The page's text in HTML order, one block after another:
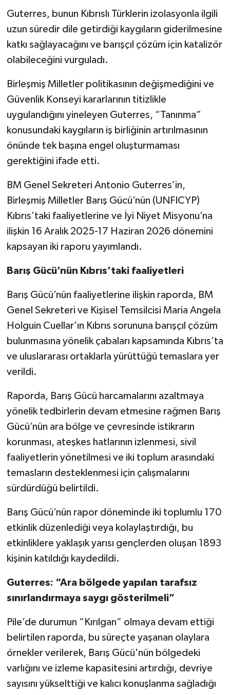
Guterres, bunun Kıbrıslı Türklerin izolasyonla ilgili
uzun süredir dile getirdiği kaygıların giderilmesine
katkı sağlayacağını ve barışçıl çözüm için katalizör
olabileceğini vurguladı.
Birleşmiş Milletler politikasının değişmediğini ve
Güvenlik Konseyi kararlarının titizlikle
uygulandığını yineleyen Guterres, “Tanınma”
konusundaki kaygıların iş birliğinin artırılmasının
önünde tek başına engel oluşturmaması
gerektiğini ifade etti.
BM Genel Sekreteri Antonio Guterres’in,
Birleşmiş Milletler Barış Gücü’nün (UNFICYP)
Kıbrıs’taki faaliyetlerine ve İyi Niyet Misyonu’na
ilişkin 16 Aralık 2025-17 Haziran 2026 dönemini
kapsayan iki raporu yayımlandı.
Barış Gücü’nün Kıbrıs’taki faaliyetleri
Barış Gücü’nün faaliyetlerine ilişkin raporda, BM
Genel Sekreteri ve Kişisel Temsilcisi Maria Angela
Holguin Cuellar’ın Kıbrıs sorununa barışçıl çözüm
bulunmasına yönelik çabaları kapsamında Kıbrıs’ta
ve uluslararası ortaklarla yürüttüğü temaslara yer
verildi.
Raporda, Barış Gücü harcamalarını azaltmaya
yönelik tedbirlerin devam etmesine rağmen Barış
Gücü’nün ara bölge ve çevresinde istikrarın
korunması, ateşkes hatlarının izlenmesi, sivil
faaliyetlerin yönetilmesi ve iki toplum arasındaki
temasların desteklenmesi için çalışmalarını
sürdürdüğü belirtildi.
Barış Gücü’nün rapor döneminde iki toplumlu 170
etkinlik düzenlediği veya kolaylaştırdığı, bu
etkinliklere yaklaşık yarısı gençlerden oluşan 1893
kişinin katıldığı kaydedildi.
Guterres: “Ara bölgede yapılan tarafsız
sınırlandırmaya saygı gösterilmeli”
Pile’de durumun “Kırılgan” olmaya devam ettiği
belirtilen raporda, bu süreçte yaşanan olaylara
örnekler verilerek, Barış Gücü'nün bölgedeki
varlığını ve izleme kapasitesini artırdığı, devriye
sayısını yükselttiği ve kalıcı konuşlanma sağladığı